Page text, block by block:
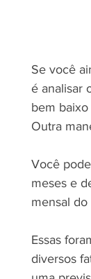
Se você
é analisar
bem
Outra
Você
meses e
mensal
Essas
diversos